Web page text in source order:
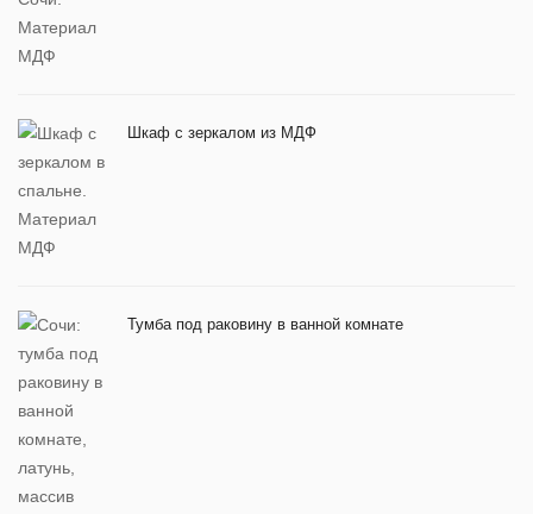
Шкаф с зеркалом из МДФ
Тумба под раковину в ванной комнате